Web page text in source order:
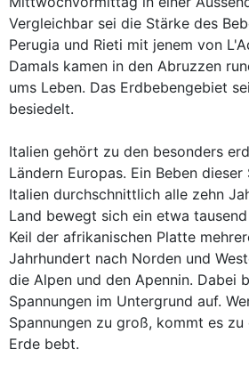
Vergleichbar sei die Stärke des
Perugia und Rieti mit jenem von
Damals kamen in den Abruzzen
ums Leben. Das Erdbebengebiet
besiedelt.
Italien gehört zu den besonders
Ländern Europas. Ein Beben
Italien durchschnittlich alle zehn
Land bewegt sich ein etwa
Keil der afrikanischen Platte
Jahrhundert nach Norden und
die Alpen und den Apennin. Dabei
Spannungen im Untergrund auf.
Spannungen zu groß, kommt es
Erde bebt.